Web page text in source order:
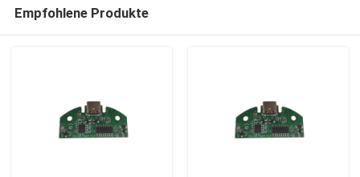
Empfohlene Produkte